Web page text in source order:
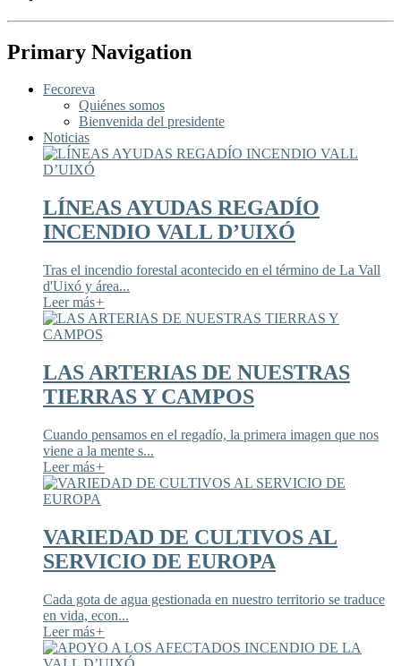
Primary Navigation
Fecoreva
Quiénes somos
Bienvenida del presidente
Noticias
LÍNEAS AYUDAS REGADÍO
INCENDIO VALL D’UIXÓ
Tras el incendio forestal acontecido en el término de La Vall
d'Uixó y área...
Leer más+
LAS ARTERIAS DE NUESTRAS
TIERRAS Y CAMPOS
Cuando pensamos en el regadío, la primera imagen que nos
viene a la mente s...
Leer más+
VARIEDAD DE CULTIVOS AL
SERVICIO DE EUROPA
Cada gota de agua gestionada en nuestro territorio se traduce
en vida, econ...
Leer más+